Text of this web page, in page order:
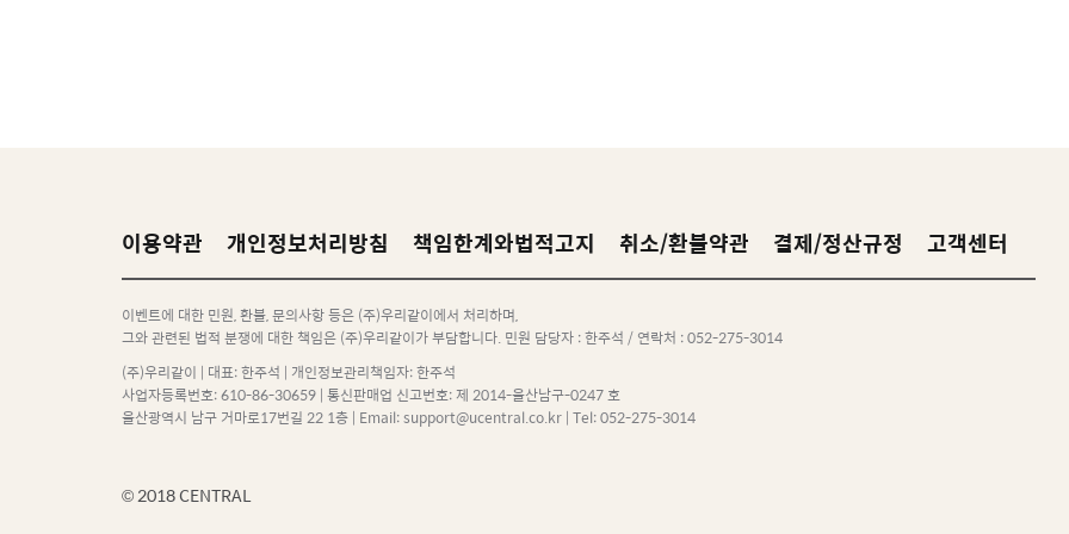
이용약관 개인정보처리방침 책임한계와법적고지 취소/환불약관 결제/정산규정 고객센터
이벤트에 대한 민원, 환불, 문의사항 등은 (주)우리같이에서 처리하며,
그와 관련된 법적 분쟁에 대한 책임은 (주)우리같이가 부담합니다. 민원 담당자 : 한주석 / 연락처 : 052-275-3014
(주)우리같이 | 대표: 한주석 | 개인정보관리책임자: 한주석
사업자등록번호: 610-86-30659 | 통신판매업 신고번호: 제 2014-울산남구-0247 호
울산광역시 남구 거마로17번길 22 1층 | Email: support@ucentral.co.kr | Tel: 052-275-3014
© 2018 CENTRAL